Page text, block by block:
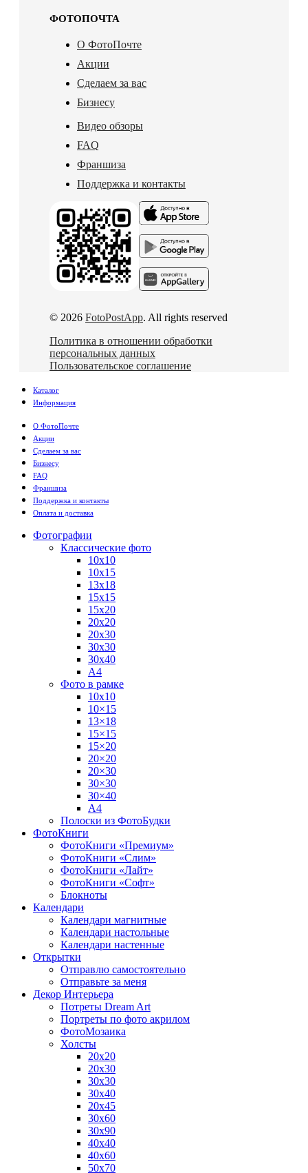
ФОТОПОЧТА
О ФотоПочте
Акции
Сделаем за вас
Бизнесу
Видео обзоры
FAQ
Франшиза
Поддержка и контакты
© 2026 FotoPostApp. All rights reserved
Политика в отношении обработки
персональных данных
Пользовательское соглашение
Каталог
Информация
О ФотоПочте
Акции
Сделаем за вас
Бизнесу
FAQ
Франшиза
Поддержка и контакты
Оплата и доставка
Фотографии
Классические фото
10х10
10х15
13х18
15х15
15х20
20х20
20х30
30х30
30х40
А4
Фото в рамке
10х10
10×15
13×18
15×15
15×20
20×20
20×30
30×30
30×40
A4
Полоски из ФотоБудки
ФотоКниги
ФотоКниги «Премиум»
ФотоКниги «Слим»
ФотоКниги «Лайт»
ФотоКниги «Софт»
Блокноты
Календари
Календари магнитные
Календари настольные
Календари настенные
Открытки
Отправлю самостоятельно
Отправьте за меня
Декор Интерьера
Потреты Dream Art
Портреты по фото акрилом
ФотоМозаика
Холсты
20х20
20х30
30х30
30х40
20х45
30х60
30х90
40х40
40х60
50х70